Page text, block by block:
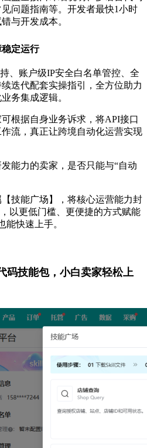
问题指南等。开发者最快1小时
与开发成本。
定运行
、账户级IP安全白名单管控、全
迭代配套实操指引，全方位助力
务集成逻辑。
根据自身业务诉求，将API接口
流，真正让跨境自动化运营实现
能力的卖家，是否只能与“自动
技能广场】，将核心运营能力封
以更低门槛、更便捷的方式赋能
能快速上手。
码技能包，小白卖家轻松上